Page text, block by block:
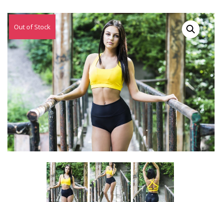
Out of Stock